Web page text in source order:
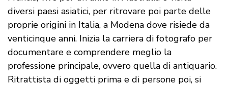
diversi paesi asiatici, per ritrovare poi parte delle
proprie origini in Italia, a Modena dove risiede da
venticinque anni. Inizia la carriera di fotografo per
documentare e comprendere meglio la
professione principale, ovvero quella di antiquario.
Ritrattista di oggetti prima e di persone poi, si